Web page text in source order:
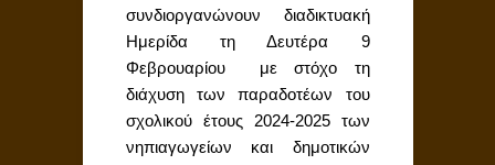
συνδιοργανώνουν διαδικτυακή
Ημερίδα τη Δευτέρα 9
Φεβρουαρίου με στόχο τη
διάχυση των παραδοτέων του
σχολικού έτους 2024-2025 των
νηπιαγωγείων και δημοτικών